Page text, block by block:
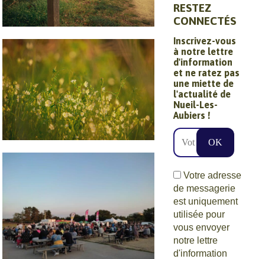
Circuits et
randonnées
Ville nature
RESTEZ
CONNECTÉS
Inscrivez-vous
à notre lettre
d'information
et ne ratez pas
une miette de
l'actualité de
Nueil-Les-
Aubiers !
Votre adresse
de messagerie
est uniquement
utilisée pour
vous envoyer
notre lettre
d'information